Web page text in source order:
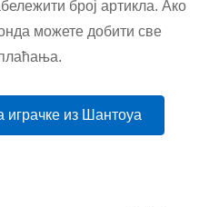
број артикла. Ако
можете добити све
играчке из Шантоуа